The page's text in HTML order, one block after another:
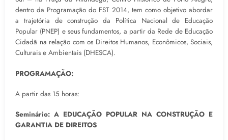
dentro da Programação do FST 2014, tem como objetivo abordar
a trajetória de construção da Política Nacional de Educação
Popular (PNEP) e seus fundamentos, a partir da Rede de Educação
Cidadã na relação com os Direitos Humanos, Econômicos, Sociais,
Culturais e Ambientais (DHESCA).
PROGRAMAÇÃO:
A partir das 15 horas:
Seminário: A EDUCAÇÃO POPULAR NA CONSTRUÇÃO E
GARANTIA DE DIREITOS